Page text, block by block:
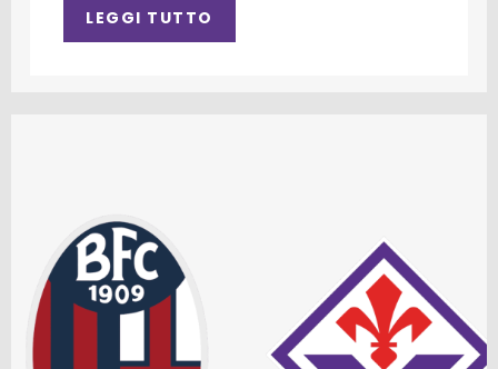
LEGGI TUTTO